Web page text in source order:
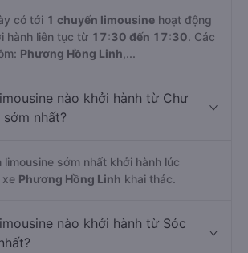
có tới 1 chuyến limousine hoạt động
hành liên tục từ 17:30 đến 17:30. Các
Phương Hồng Linh ,...
nào khởi hành từ Chư
nhất?
limousine sớm nhất khởi hành lúc
xe Phương Hồng Linh khai thác.
nào khởi hành từ Sóc